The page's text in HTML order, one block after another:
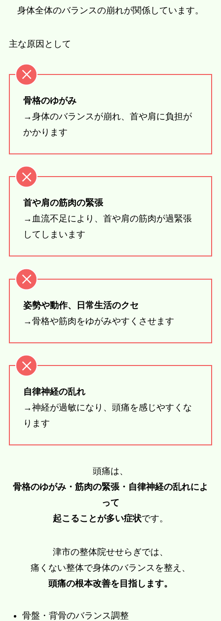
身体全体のバランスの崩れが関係しています。
主な原因として
骨格のゆがみ
→身体のバランスが崩れ、首や肩に負担が
かかります
首や肩の筋肉の緊張
→血流不足により、首や肩の筋肉が過緊張
してしまいます
姿勢や動作、日常生活のクセ
→骨格や筋肉をゆがみやすくさせます
自律神経の乱れ
→神経が過敏になり、頭痛を感じやすくな
ります
頭痛は、
骨格のゆがみ・筋肉の緊張・自律神経の乱れによ
って
起こることが多い症状です。
津市の整体院せせらぎでは、
痛くない整体で身体のバランスを整え、
頭痛の根本改善を目指します。
骨盤・背骨のバランス調整